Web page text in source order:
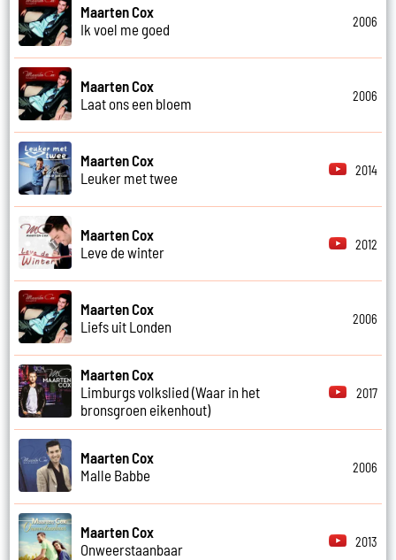
Maarten Cox
Ik voel me goed
2006
Maarten Cox
Laat ons een bloem
2006
Maarten Cox
Leuker met twee
2014
Maarten Cox
Leve de winter
2012
Maarten Cox
Liefs uit Londen
2006
Maarten Cox
Limburgs volkslied (Waar in het
bronsgroen eikenhout)
2017
Maarten Cox
Malle Babbe
2006
Maarten Cox
Onweerstaanbaar
2013